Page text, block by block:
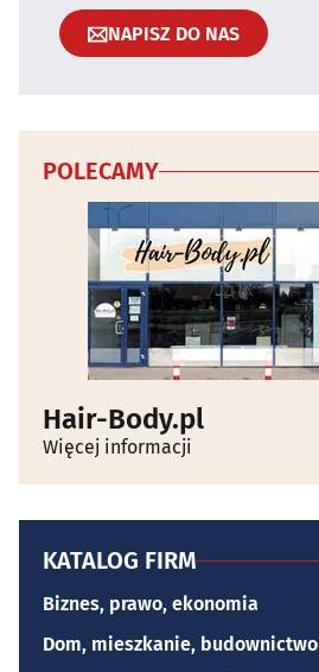
NAPISZ DO NAS
POLECAMY
Hair-Body.pl
Więcej informacji
KATALOG FIRM
Biznes, prawo, ekonomia
Dom, mieszkanie, budownictwo